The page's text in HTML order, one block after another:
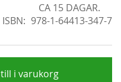
CA 15 DAGAR.
ISBN
978-1-64413-347-7
till i varukorg